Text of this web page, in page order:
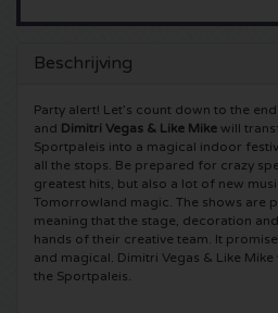
Toto kaartjes
UB 40 kaarten
De Amsterdamse Zomer kaarten
Intents kaartjes
Valhalla kaartjes
OH MY kaartjes
Shockerz kaartjes
Swedish House Mafia kaartjes
Charlotte de Witte kaartjes
Beschrijving
Party alert! Let’s count down to the
and Dimitri Vegas & Like Mike will
Sportpaleis into a magical indoor
all the stops. Be prepared for crazy
greatest hits, but also a lot of new
Tomorrowland magic. The shows are
meaning that the stage, decoration
hands of their creative team. It
and magical. Dimitri Vegas & Like
the Sportpaleis.